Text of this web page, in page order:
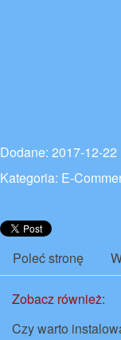
Dodane: 2017-12-22
Kategoria: E-
Poleć stronę
Zobacz również:
Czy warto